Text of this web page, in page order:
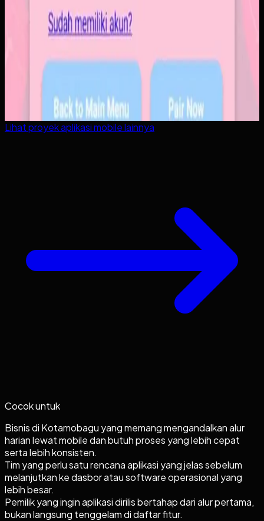
Lihat proyekaplikasi mobilelainnya
Cocok untuk
Bisnis di Kotamobagu yang memang mengandalkan alur
harian lewat mobile dan butuh proses yang lebih cepat
serta lebih konsisten.
Tim yang perlu satu rencana aplikasi yang jelas sebelum
melanjutkan ke dasbor atau software operasional yang
lebih besar.
Pemilik yang ingin aplikasi dirilis bertahap dari alur pertama,
bukan langsung tenggelam di daftar fitur.